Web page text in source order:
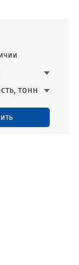
тонн